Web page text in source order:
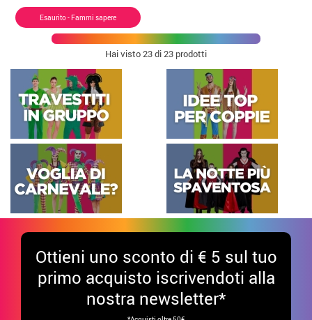
Esaurito - Fammi sapere
Hai visto23di 23 prodotti
Ottieni uno sconto di € 5 sul tuo
primo acquisto iscrivendoti alla
nostra newsletter*